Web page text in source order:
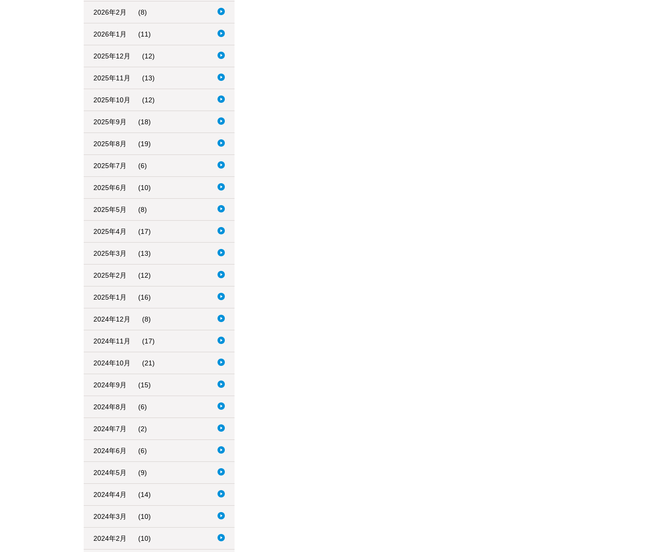
2026年2月 (8)
2026年1月 (11)
2025年12月 (12)
2025年11月 (13)
2025年10月 (12)
2025年9月 (18)
2025年8月 (19)
2025年7月 (6)
2025年6月 (10)
2025年5月 (8)
2025年4月 (17)
2025年3月 (13)
2025年2月 (12)
2025年1月 (16)
2024年12月 (8)
2024年11月 (17)
2024年10月 (21)
2024年9月 (15)
2024年8月 (6)
2024年7月 (2)
2024年6月 (6)
2024年5月 (9)
2024年4月 (14)
2024年3月 (10)
2024年2月 (10)